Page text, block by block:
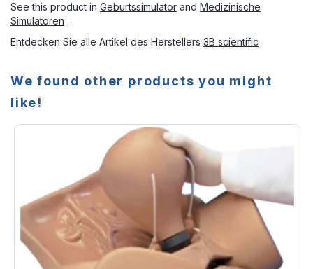
See this product in Geburtssimulator and Medizinische
Simulatoren .
Entdecken Sie alle Artikel des Herstellers 3B scientific
We found other products you might
like!